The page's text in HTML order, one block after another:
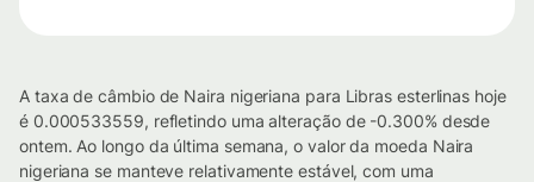
A taxa de câmbio de Naira nigeriana para Libras esterlinas hoje
é 0.000533559, refletindo uma alteração de -0.300% desde
ontem. Ao longo da última semana, o valor da moeda Naira
nigeriana se manteve relativamente estável, com uma